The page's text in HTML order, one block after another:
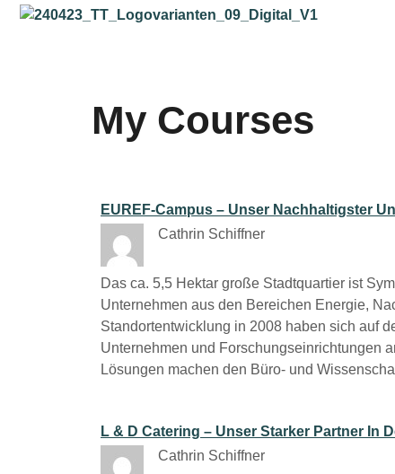
My Courses
EUREF-Campus – Unser Nachhaltigster
Cathrin Schiffner
Das ca. 5,5 Hektar große Stadtquartier ist
Unternehmen aus den Bereichen Energie,
Standortentwicklung in 2008 haben sich auf
Unternehmen und Forschungseinrichtungen
Lösungen machen den Büro- und
L & D Catering – Unser Starker Partner In
Cathrin Schiffner